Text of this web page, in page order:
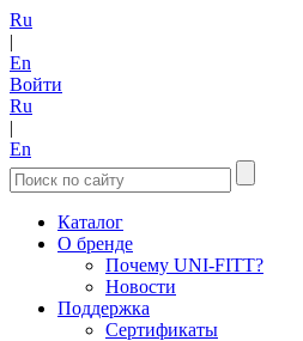
Ru
|
En
Войти
Ru
|
En
Каталог
О бренде
Почему UNI-FITT?
Новости
Поддержка
Сертификаты